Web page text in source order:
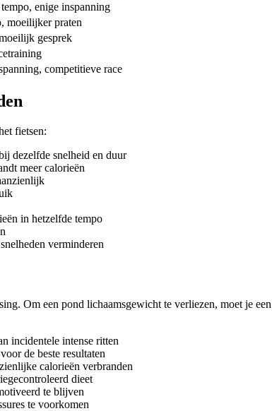
enige inspanning
moeilijker praten
gesprek
competitieve race
fietsen:
dezelfde snelheid en duur
meer calorieën
in hetzelfde tempo
verminderen
Om een pond lichaamsgewicht te verliezen, moet je
incidentele intense ritten
de beste resultaten
calorieën verbranden
dieet
te blijven
te voorkomen